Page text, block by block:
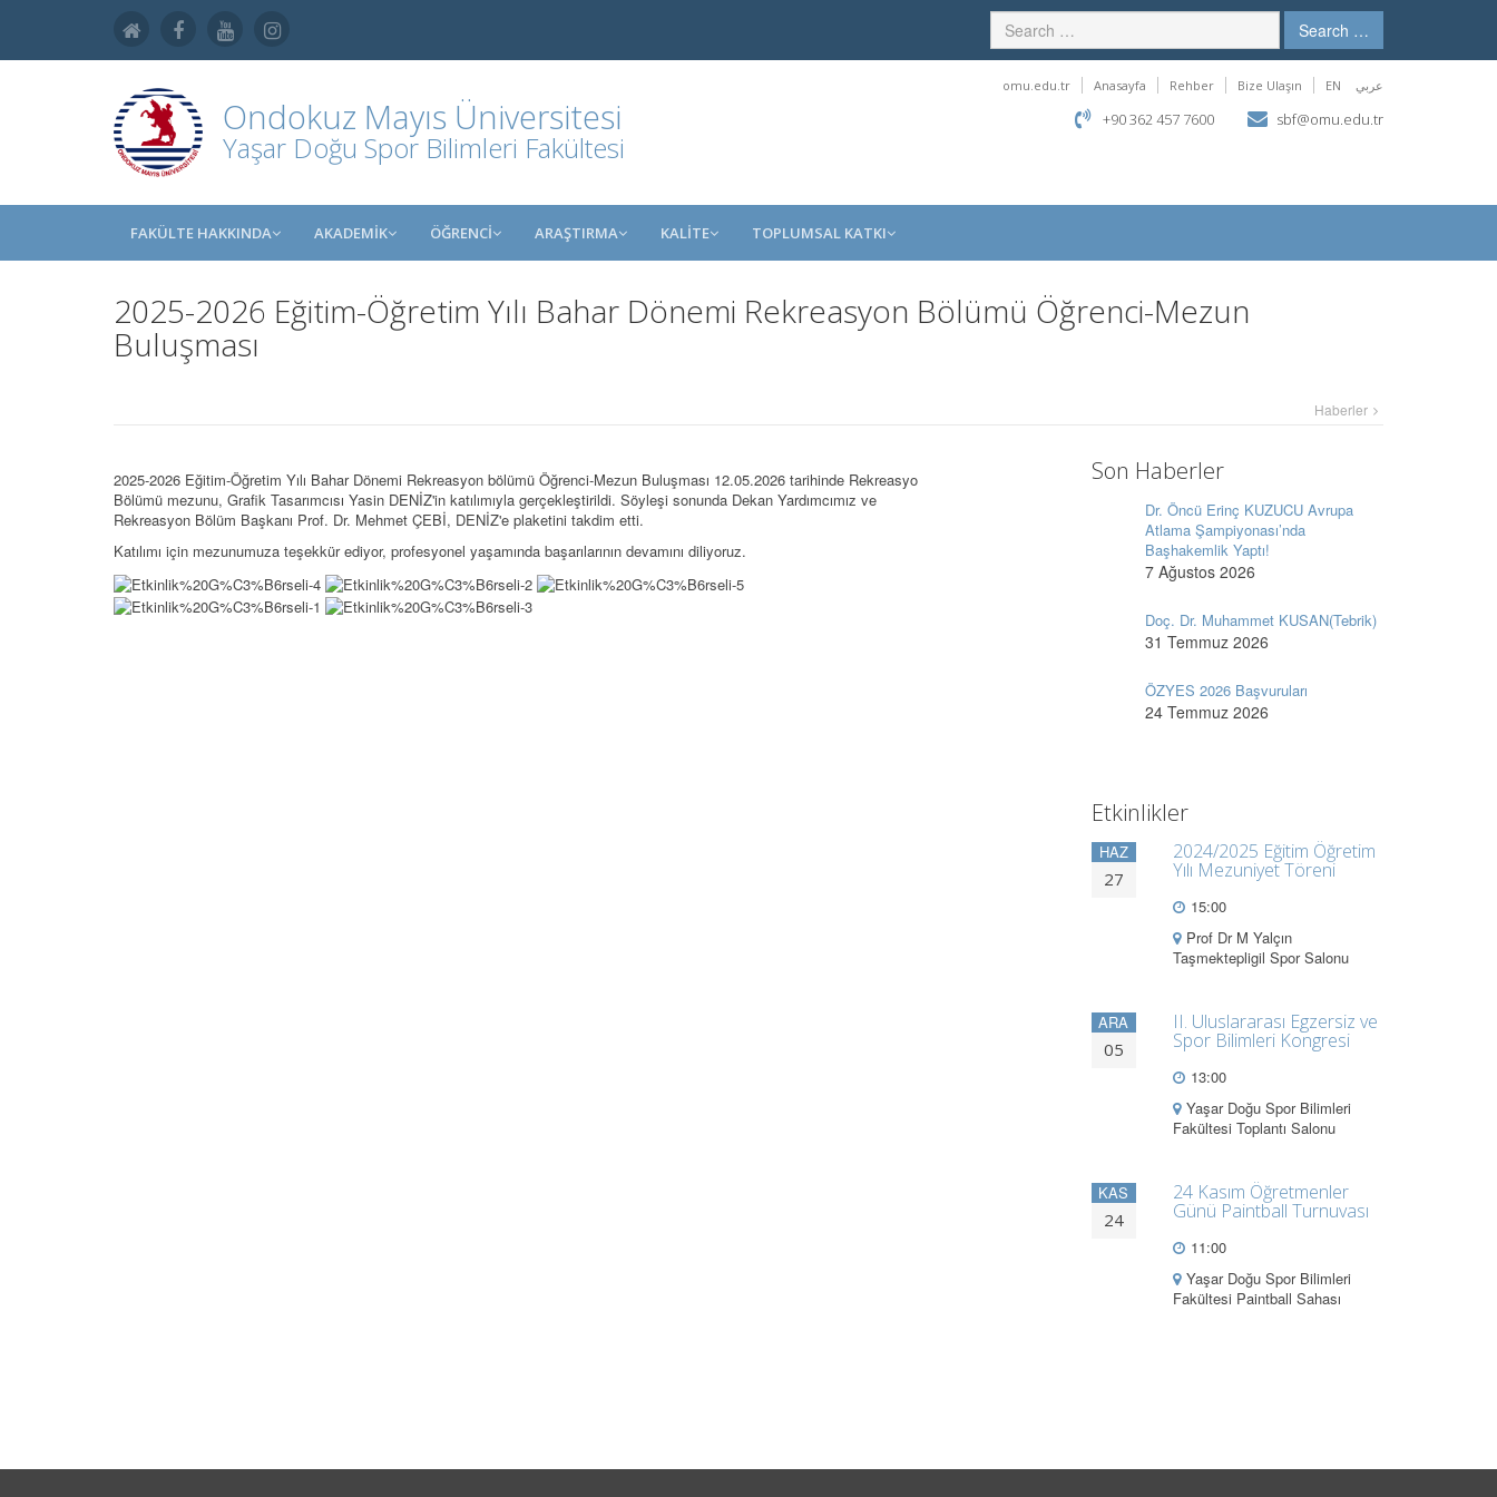
Search …
Ondokuz Mayıs Üniversitesi
Yaşar Doğu Spor Bilimleri Fakültesi
omu.edu.tr Anasayfa Rehber Bize Ulaşın EN عربي
+90 362 457 7600 sbf@omu.edu.tr
FAKÜLTE HAKKINDA AKADEMİK ÖĞRENCİ ARAŞTIRMA KALİTE TOPLUMSAL KATKI
2025-2026 Eğitim-Öğretim Yılı Bahar Dönemi Rekreasyon Bölümü Öğrenci-Mezun
Buluşması
Haberler
2025-2026 Eğitim-Öğretim Yılı Bahar Dönemi Rekreasyon bölümü Öğrenci-Mezun Buluşması 12.05.2026 tarihinde Rekreasyo
Bölümü mezunu, Grafik Tasarımcısı Yasin DENİZ'in katılımıyla gerçekleştirildi. Söyleşi sonunda Dekan Yardımcımız ve
Rekreasyon Bölüm Başkanı Prof. Dr. Mehmet ÇEBİ, DENİZ'e plaketini takdim etti.
Katılımı için mezunumuza teşekkür ediyor, profesyonel yaşamında başarılarının devamını diliyoruz.
Son Haberler
Dr. Öncü Erinç KUZUCU Avrupa
Atlama Şampiyonası’nda
Başhakemlik Yaptı!
7 Ağustos 2026
Doç. Dr. Muhammet KUSAN(Tebrik)
31 Temmuz 2026
ÖZYES 2026 Başvuruları
24 Temmuz 2026
Etkinlikler
HAZ
27
2024/2025 Eğitim Öğretim
Yılı Mezuniyet Töreni
15:00
Prof Dr M Yalçın
Taşmektepligil Spor Salonu
ARA
05
II. Uluslararası Egzersiz ve
Spor Bilimleri Kongresi
13:00
Yaşar Doğu Spor Bilimleri
Fakültesi Toplantı Salonu
KAS
24
24 Kasım Öğretmenler
Günü Paintball Turnuvası
11:00
Yaşar Doğu Spor Bilimleri
Fakültesi Paintball Sahası